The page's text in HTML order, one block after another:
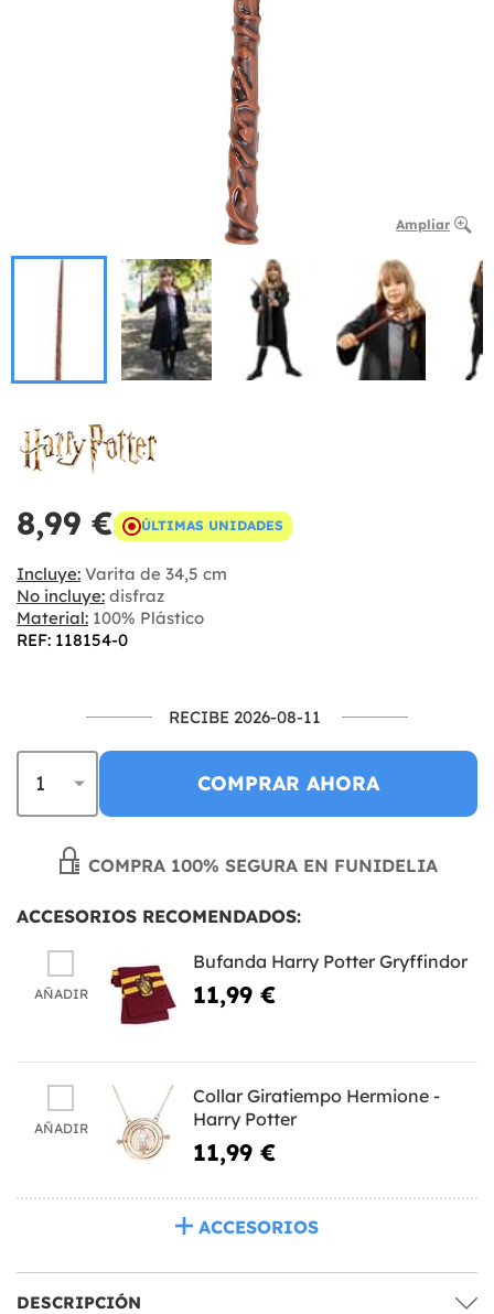
Ampliar
8,99 € ÚLTIMAS UNIDADES
Incluye: Varita de 34,5 cm
No incluye: disfraz
Material: 100% Plástico
REF: 118154-0
RECIBE 2026-08-11
COMPRAR AHORA
COMPRA 100% SEGURA EN FUNIDELIA
ACCESORIOS RECOMENDADOS:
AÑADIR
Bufanda Harry Potter Gryffindor
11,99 €
AÑADIR
Collar Giratiempo Hermione -
Harry Potter
11,99 €
ACCESORIOS
DESCRIPCIÓN